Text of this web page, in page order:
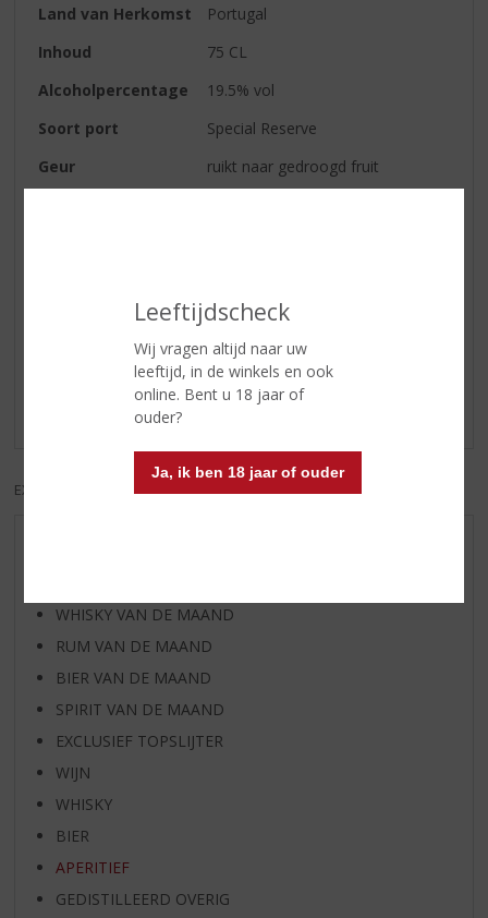
Leeftijdscheck
Wij vragen altijd naar uw
leeftijd, in de winkels en ook
online. Bent u 18 jaar of
ouder?
Ja, ik ben 18 jaar of ouder
Land van Herkomst
Portugal
Inhoud
75 CL
Alcoholpercentage
19.5% vol
Soort port
Special Reserve
Geur
ruikt naar gedroogd fruit
Reviews
Schrijf een review
Er zijn nog geen reviews geplaatst voor dit product
EXCL. BTW INCL. BTW
WHISKY VAN DE MAAND
RUM VAN DE MAAND
BIER VAN DE MAAND
SPIRIT VAN DE MAAND
EXCLUSIEF TOPSLIJTER
WIJN
WHISKY
BIER
APERITIEF
GEDISTILLEERD OVERIG